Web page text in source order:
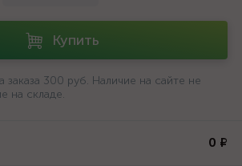
Купить
заказа 300 руб. Наличие на сайте не
на складе.
0 ₽